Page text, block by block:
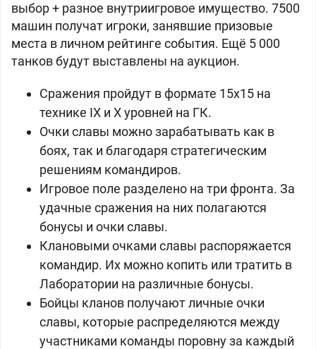
выбор + разное внутриигровое имущество. 7500
машин получат игроки, занявшие призовые
места в личном рейтинге события. Ещё 5 000
танков будут выставлены на аукцион.
Сражения пройдут в формате 15х15 на
технике IX и X уровней на ГК.
Очки славы можно зарабатывать как в
боях, так и благодаря стратегическим
решениям командиров.
Игровое поле разделено на три фронта. За
удачные сражения на них полагаются
бонусы и очки славы.
Клановыми очками славы распоряжается
командир. Их можно копить или тратить в
Лаборатории на различные бонусы.
Бойцы кланов получают личные очки
славы, которые распределяются между
участниками команды поровну за каждый